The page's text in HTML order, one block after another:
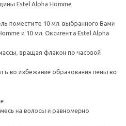
Estel Alpha Homme
поместите 10 мл. выбранного Вами
и 10 мл. Оксигента Estel Alpha
вращая флакон по часовой
во избежание образования пены во
на волосы и равномерно